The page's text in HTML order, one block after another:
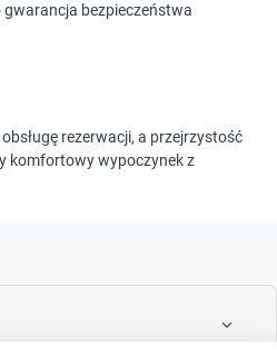
bezpieczeństwa
rezerwacji, a przejrzystość
komfortowy wypoczynek z